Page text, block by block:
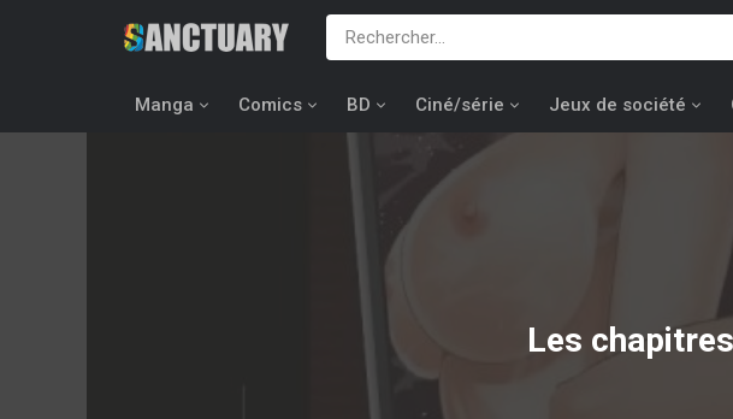
Manga Comics BD Ciné/série Jeux de société
Les